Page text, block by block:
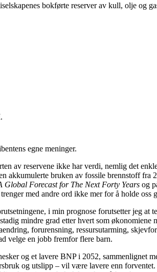
bokførte reserver av kull, olje og
egne meninger.
av reservene ikke har verdi, nemlig det
akkumulerte bruken av fossile brennstoff
Global Forecast for The Next Forty Years og
med andre ord ikke mer for å holde oss
i min prognose forutsetter jeg
mindre grad etter hvert som
forurensning, ressursutarming,
velge en jobb fremfor flere barn.
og et lavere BNP i 2052, sammenlignet
og utslipp – vil være lavere enn